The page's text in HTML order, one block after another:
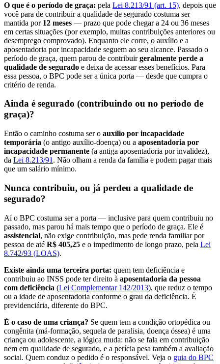
O que é o período de graça: pela Lei 8.213/91 (art. 15), depois que
você para de contribuir a qualidade de segurado costuma ser
mantida por 12 meses — prazo que pode chegar a 24 ou 36 meses
em certas situações (por exemplo, muitas contribuições anteriores ou
desemprego comprovado). Enquanto ele corre, o auxílio e a
aposentadoria por incapacidade seguem ao seu alcance. Passado o
período de graça, quem parou de contribuirgeralmente perde a
qualidade de segurado e deixa de acessar esses benefícios. Para
essa pessoa, o BPC pode ser a única porta — desde que cumpra o
critério de renda.
Ainda é segurado (contribuindo ou no período de
graça)?
Então o caminho costuma ser o auxílio por incapacidade
temporária (o antigo auxílio-doença) ou a aposentadoria por
incapacidade permanente (a antiga aposentadoria por invalidez),
da Lei 8.213/91 . Não olham a renda da família e podem pagar mais
que um salário mínimo.
Nunca contribuiu, ou já perdeu a qualidade de
segurado?
Aí o BPC costuma ser a porta — inclusive para quem contribuiu no
passado, mas parou há mais tempo que o período de graça. Ele é
assistencial, não exige contribuição, mas pede renda familiar por
pessoa de até R$ 405,25 e o impedimento de longo prazo, pela Lei
8.742/93 (LOAS).
Existe ainda uma terceira porta: quem tem deficiência e
contribuiu ao INSS pode ter direito à aposentadoria da pessoa
com deficiência (Lei Complementar 142/2013), que reduz o tempo
ou a idade de aposentadoria conforme o grau da deficiência. É
previdenciária, diferente do BPC.
É o caso de uma criança? Se quem tem a condição ortopédica ou
congênita (má-formação, sequela de paralisia, doença óssea) é uma
criança ou adolescente, a lógica muda: não se fala em contribuição
nem em qualidade de segurado, e a perícia pesa também a avaliação
social. Quem conduz o pedido é o responsável. Veja o guia do BPC